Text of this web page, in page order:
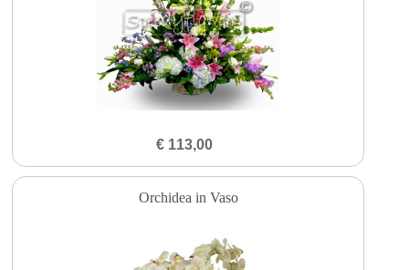
€ 113,00
Orchidea in Vaso